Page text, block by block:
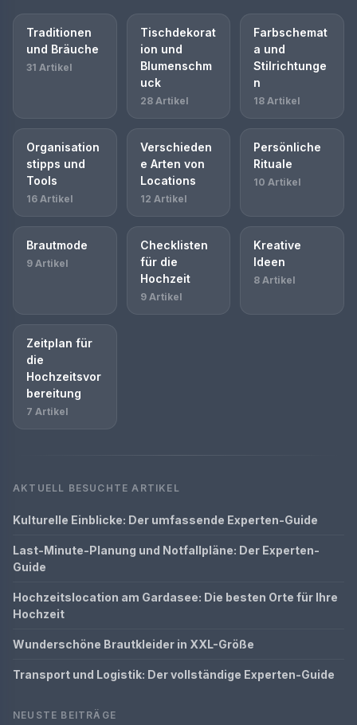
Traditionen
und Bräuche
31 Artikel
Tischdekorat
ion und
Blumenschm
uck
28 Artikel
Farbschemat
a und
Stilrichtunge
n
18 Artikel
Organisation
stipps und
Tools
16 Artikel
Verschieden
e Arten von
Locations
12 Artikel
Persönliche
Rituale
10 Artikel
Brautmode
9 Artikel
Checklisten
für die
Hochzeit
9 Artikel
Kreative
Ideen
8 Artikel
Zeitplan für
die
Hochzeitsvor
bereitung
7 Artikel
AKTUELL BESUCHTE ARTIKEL
Kulturelle Einblicke: Der umfassende Experten-Guide
Last-Minute-Planung und Notfallpläne: Der Experten-
Guide
Hochzeitslocation am Gardasee: Die besten Orte für Ihre
Hochzeit
Wunderschöne Brautkleider in XXL-Größe
Transport und Logistik: Der vollständige Experten-Guide
NEUSTE BEITRÄGE